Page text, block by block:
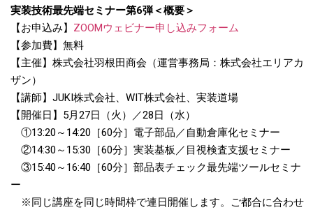
実装技術最先端セミナー第6弾＜概要＞
【お申込み】 ZOOMウェビナー申し込みフォーム
【参加費】無料
【主催】株式会社羽根田商会（運営事務局：株式会社エリアカ
ザン）
【講師】JUKI株式会社、WIT株式会社、実装道場
【開催日】5月27日（火）／28日（水）
①13:20～14:20［60分］電子部品／自動倉庫化セミナー
②14:30～15:30［60分］実装基板／目視検査支援セミナー
③15:40～16:40［60分］部品表チェック最先端ツールセミナ
ー
※同じ講座を同じ時間枠で連日開催します。ご都合に合わせ